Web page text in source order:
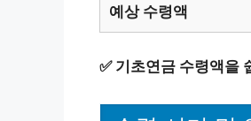
예상 수령액
✅ 기초연금 수령액을